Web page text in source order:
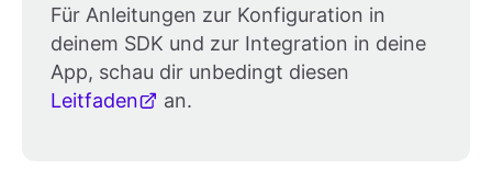
Für Anleitungen zur Konfiguration in
deinem SDK und zur Integration in deine
App, schau dir unbedingt diesen
Leitfaden
an.